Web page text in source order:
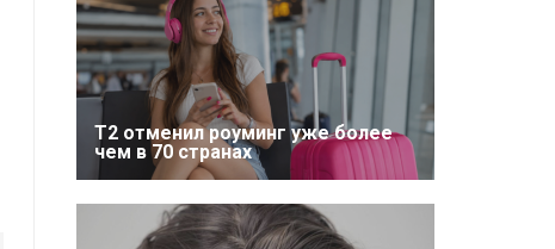
Т2 отменил роуминг уже более
чем в 70 странах